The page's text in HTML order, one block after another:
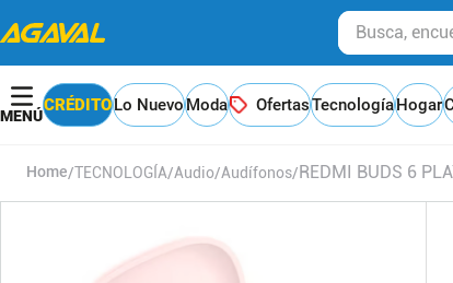
Busca,
CRÉDITOLo NuevoModa OfertasTecnologíaHogar
TECNOLOGÍA Audio Audífonos REDMI BUDS 6